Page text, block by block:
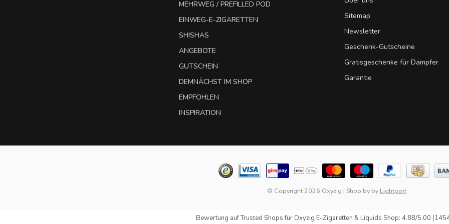
MEHRWEG / PREFILLED POD
EINWEG-E-ZIGARETTEN
SHISHAS
ANGEBOTE
GUTSCHEIN
DEMNÄCHST IM SHOP
EMPFOHLEN
INSPIRATION
Sitemap
Newsletter
Geschenk-Gutscheine
Gratisgeschenke für Dampfer
Garantie
© Copyright 2026 Oxyzig | Shop by by Lightport
Bewertung aufTrusted Shopsfür Oxyzig E-Zigaretten & Liquids Shop: 4.88/5.00